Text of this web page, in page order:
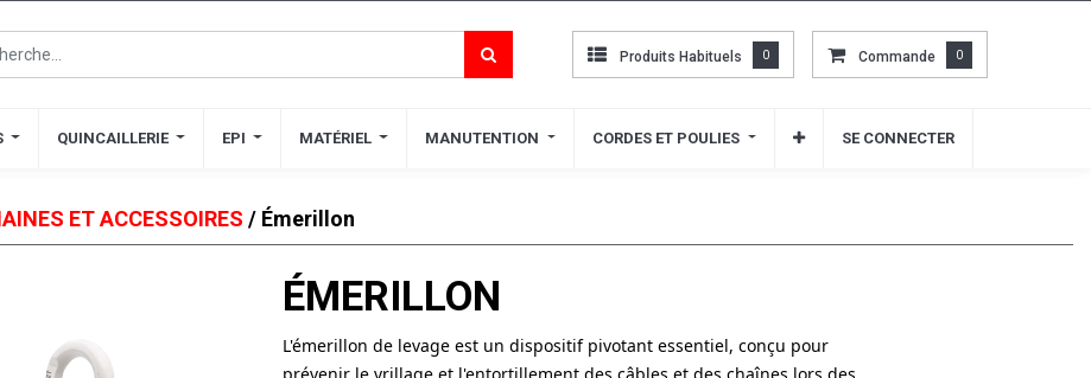
Produits Habituels 0 Commande 0
QUINCAILLERIE EPI MATÉRIEL MANUTENTION CORDES ET POULIES SE CONNECTER
Produits Habituels 0 Commande 0
QUINCAILLERIE EPI MATÉRIEL MANUTENTION CORDES ET POULIES SE CONNECTER
ET ACCESSOIRES / Émerillon
ÉMERILLON
L'émerillon de levage est un dispositif pivotant essentiel, conçu pour